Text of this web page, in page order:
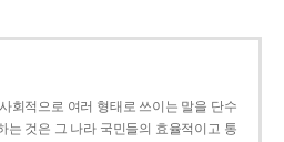
회적으로 여러 형태로 쓰이는 말을 단수
는 것은 그 나라 국민들의 효율적이고 통